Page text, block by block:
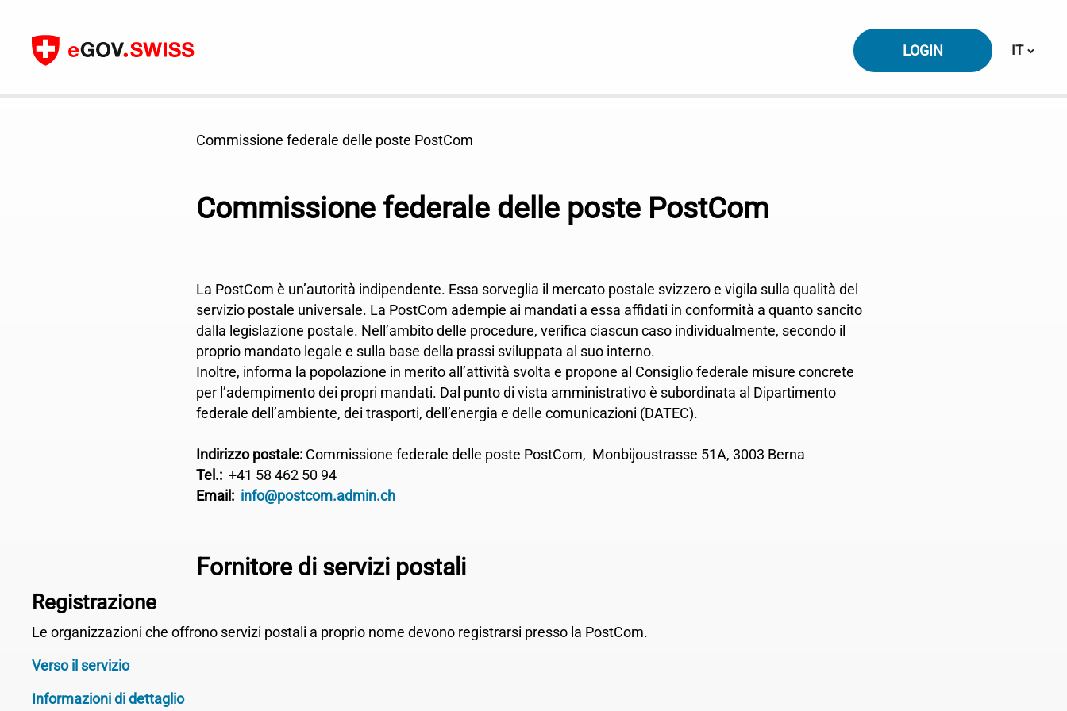
Contenuto
LOGIN IT
Commissione federale delle poste PostCom
Commissione federale delle poste PostCom
La PostCom è un’autorità indipendente. Essa sorveglia il mercato postale svizzero e vigila sulla qualità del
servizio postale universale. La PostCom adempie ai mandati a essa affidati in conformità a quanto sancito
dalla legislazione postale. Nell’ambito delle procedure, verifica ciascun caso individualmente, secondo il
proprio mandato legale e sulla base della prassi sviluppata al suo interno.
Inoltre, informa la popolazione in merito all’attività svolta e propone al Consiglio federale misure concrete
per l’adempimento dei propri mandati. Dal punto di vista amministrativo è subordinata al Dipartimento
federale dell’ambiente, dei trasporti, dell’energia e delle comunicazioni (DATEC).
Indirizzo postale: Commissione federale delle poste PostCom, Monbijoustrasse 51A, 3003 Berna
Tel.: +41 58 462 50 94
Email: info@postcom.admin.ch
Fornitore di servizi postali
Registrazione
Le organizzazioni che offrono servizi postali a proprio nome devono registrarsi presso la PostCom.
Verso il servizio
Informazioni di dettaglio